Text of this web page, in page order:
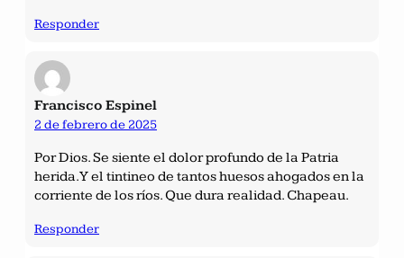
Responder
Francisco Espinel
2 de febrero de 2025
Por Dios. Se siente el dolor profundo de la Patria
herida. Y el tintineo de tantos huesos ahogados en la
corriente de los ríos. Que dura realidad. Chapeau.
Responder